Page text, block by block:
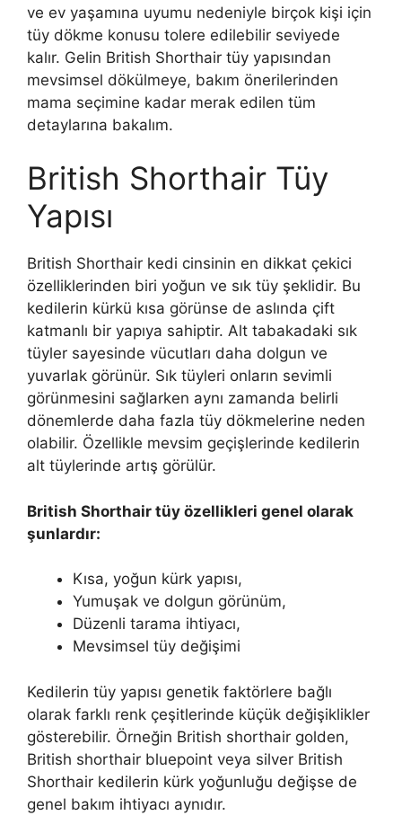
ve ev yaşamına uyumu nedeniyle birçok kişi için
tüy dökme konusu tolere edilebilir seviyede
kalır. Gelin British Shorthair tüy yapısından
mevsimsel dökülmeye, bakım önerilerinden
mama seçimine kadar merak edilen tüm
detaylarına bakalım.
British Shorthair Tüy
Yapısı
British Shorthair kedi cinsinin en dikkat çekici
özelliklerinden biri yoğun ve sık tüy şeklidir. Bu
kedilerin kürkü kısa görünse de aslında çift
katmanlı bir yapıya sahiptir. Alt tabakadaki sık
tüyler sayesinde vücutları daha dolgun ve
yuvarlak görünür. Sık tüyleri onların sevimli
görünmesini sağlarken aynı zamanda belirli
dönemlerde daha fazla tüy dökmelerine neden
olabilir. Özellikle mevsim geçişlerinde kedilerin
alt tüylerinde artış görülür.
British Shorthair tüy özellikleri genel olarak
şunlardır:
Kısa, yoğun kürk yapısı,
Yumuşak ve dolgun görünüm,
Düzenli tarama ihtiyacı,
Mevsimsel tüy değişimi
Kedilerin tüy yapısı genetik faktörlere bağlı
olarak farklı renk çeşitlerinde küçük değişiklikler
gösterebilir. Örneğin British shorthair golden,
British shorthair bluepoint veya silver British
Shorthair kedilerin kürk yoğunluğu değişse de
genel bakım ihtiyacı aynıdır.